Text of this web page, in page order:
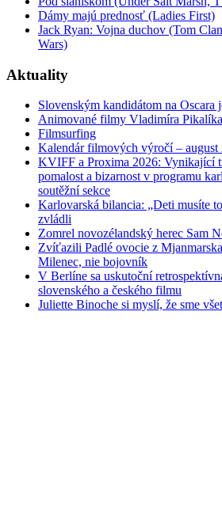
Dámy majú prednosť (Ladies First)
Jack Ryan: Vojna duchov (Tom
Wars)
Aktuality
Slovenským kandidátom na Oscara
Animované filmy Vladimíra
Filmsurfing
Kalendár filmových výročí – august
KVIFF a Proxima 2026: Vynikající
pomalost a bizarnost v programu
soutěžní sekce
Karlovarská bilancia: „Deti musíte
zvládli
Zomrel novozélandský herec Sam
Zvíťazili Padlé ovocie z
Milenec, nie bojovník
V Berlíne sa uskutoční
slovenského a českého filmu
Juliette Binoche si myslí, že sme